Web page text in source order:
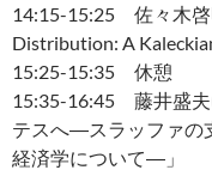
14:15-15:25 佐々木啓
Distribution: A
15:25-15:35 休憩
15:35-16:45 藤井盛
テスへ―スラッファの
経済学について―」